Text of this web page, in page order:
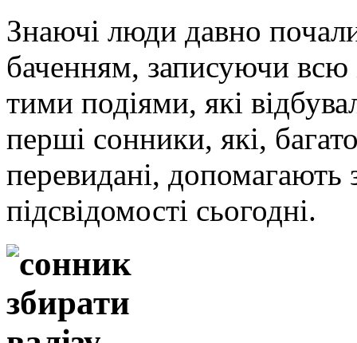
Знаючі люди давно
баченням, записуючи
тими подіями, які
перші сонники, які,
перевидані, допомагають
підсвідомості сьогодні.